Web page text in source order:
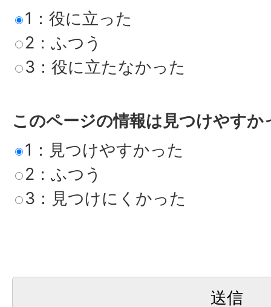
1：役に立った
2：ふつう
3：役に立たなかった
このページの情報は見つけやすか
1：見つけやすかった
2：ふつう
3：見つけにくかった